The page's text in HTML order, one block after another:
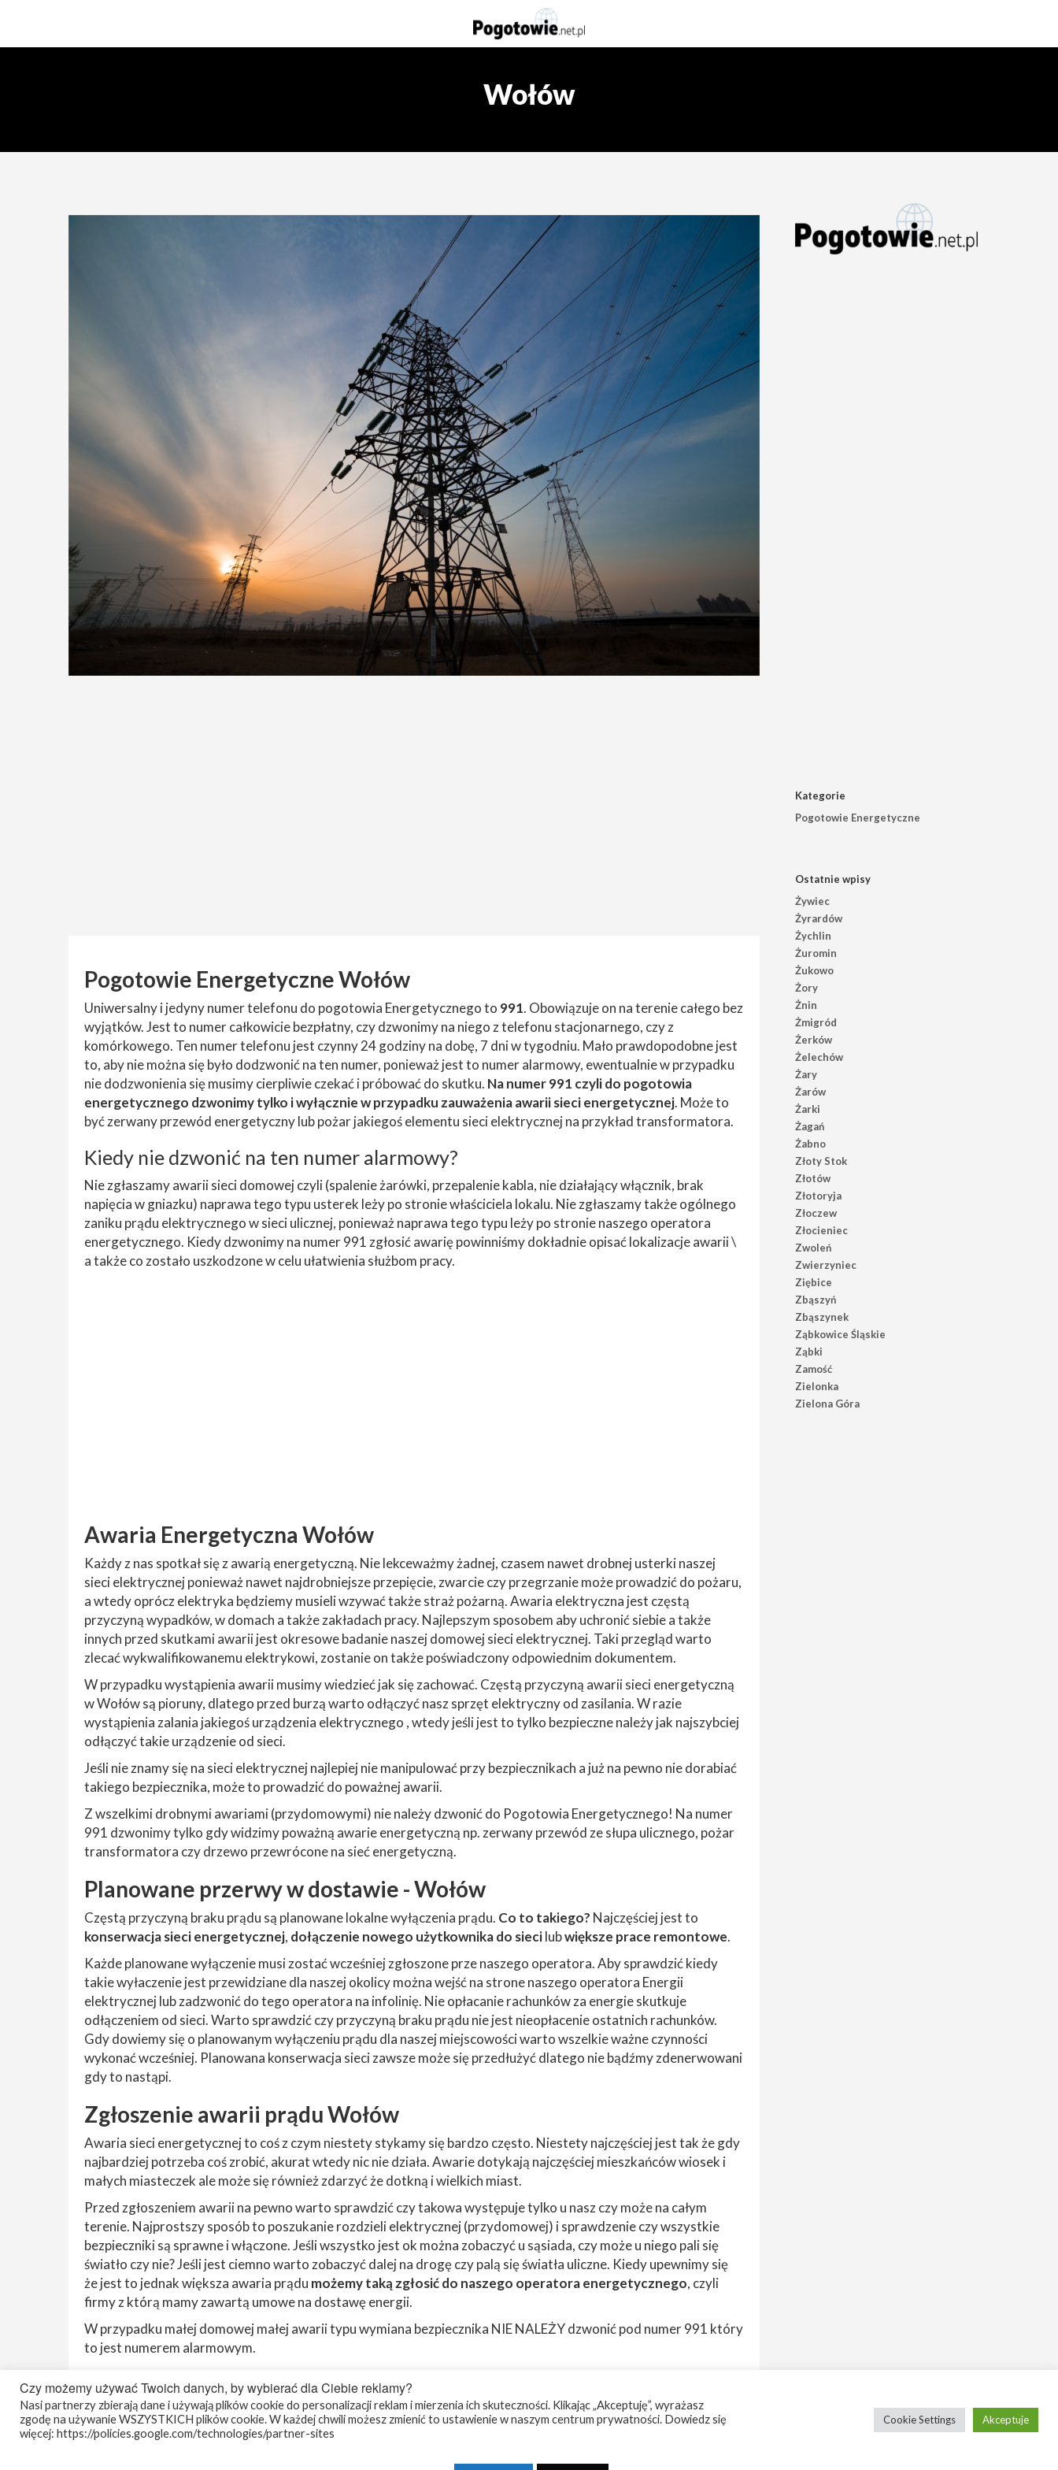
Wołów
Pogotowie Energetyczne Wołów
Uniwersalny i jedyny numer telefonu do pogotowia Energetycznego to 991. Obowiązuje on na terenie całego bez
wyjątków. Jest to numer całkowicie bezpłatny, czy dzwonimy na niego z telefonu stacjonarnego, czy z
komórkowego. Ten numer telefonu jest czynny 24 godziny na dobę, 7 dni w tygodniu. Mało prawdopodobne jest
to, aby nie można się było dodzwonić na ten numer, ponieważ jest to numer alarmowy, ewentualnie w przypadku
nie dodzwonienia się musimy cierpliwie czekać i próbować do skutku. Na numer 991 czyli do pogotowia
energetycznego dzwonimy tylko i wyłącznie w przypadku zauważenia awarii sieci energetycznej. Może to
być zerwany przewód energetyczny lub pożar jakiegoś elementu sieci elektrycznej na przykład transformatora.
Kiedy nie dzwonić na ten numer alarmowy?
Nie zgłaszamy awarii sieci domowej czyli (spalenie żarówki, przepalenie kabla, nie działający włącznik, brak
napięcia w gniazku) naprawa tego typu usterek leży po stronie właściciela lokalu. Nie zgłaszamy także ogólnego
zaniku prądu elektrycznego w sieci ulicznej, ponieważ naprawa tego typu leży po stronie naszego operatora
energetycznego. Kiedy dzwonimy na numer 991 zgłosić awarię powinniśmy dokładnie opisać lokalizacje awarii \
a także co zostało uszkodzone w celu ułatwienia służbom pracy.
Awaria Energetyczna Wołów
Każdy z nas spotkał się z awarią energetyczną. Nie lekceważmy żadnej, czasem nawet drobnej usterki naszej
sieci elektrycznej ponieważ nawet najdrobniejsze przepięcie, zwarcie czy przegrzanie może prowadzić do pożaru,
a wtedy oprócz elektryka będziemy musieli wzywać także straż pożarną. Awaria elektryczna jest częstą
przyczyną wypadków, w domach a także zakładach pracy. Najlepszym sposobem aby uchronić siebie a także
innych przed skutkami awarii jest okresowe badanie naszej domowej sieci elektrycznej. Taki przegląd warto
zlecać wykwalifikowanemu elektrykowi, zostanie on także poświadczony odpowiednim dokumentem.
W przypadku wystąpienia awarii musimy wiedzieć jak się zachować. Częstą przyczyną awarii sieci energetyczną
w Wołów są pioruny, dlatego przed burzą warto odłączyć nasz sprzęt elektryczny od zasilania. W razie
wystąpienia zalania jakiegoś urządzenia elektrycznego , wtedy jeśli jest to tylko bezpieczne należy jak najszybciej
odłączyć takie urządzenie od sieci.
Jeśli nie znamy się na sieci elektrycznej najlepiej nie manipulować przy bezpiecznikach a już na pewno nie dorabiać
takiego bezpiecznika, może to prowadzić do poważnej awarii.
Z wszelkimi drobnymi awariami (przydomowymi) nie należy dzwonić do Pogotowia Energetycznego! Na numer
991 dzwonimy tylko gdy widzimy poważną awarie energetyczną np. zerwany przewód ze słupa ulicznego, pożar
transformatora czy drzewo przewrócone na sieć energetyczną.
Planowane przerwy w dostawie - Wołów
Częstą przyczyną braku prądu są planowane lokalne wyłączenia prądu. Co to takiego? Najczęściej jest to
konserwacja sieci energetycznej, dołączenie nowego użytkownika do siecilubwiększe prace remontowe.
Każde planowane wyłączenie musi zostać wcześniej zgłoszone prze naszego operatora. Aby sprawdzić kiedy
takie wyłaczenie jest przewidziane dla naszej okolicy można wejść na strone naszego operatora Energii
elektrycznej lub zadzwonić do tego operatora na infolinię. Nie opłacanie rachunków za energie skutkuje
odłączeniem od sieci. Warto sprawdzić czy przyczyną braku prądu nie jest nieopłacenie ostatnich rachunków.
Gdy dowiemy się o planowanym wyłączeniu prądu dla naszej miejscowości warto wszelkie ważne czynności
wykonać wcześniej. Planowana konserwacja sieci zawsze może się przedłużyć dlatego nie bądźmy zdenerwowani
gdy to nastąpi.
Zgłoszenie awarii prądu Wołów
Awaria sieci energetycznej to coś z czym niestety stykamy się bardzo często. Niestety najczęściej jest tak że gdy
najbardziej potrzeba coś zrobić, akurat wtedy nic nie działa. Awarie dotykają najczęściej mieszkańców wiosek i
małych miasteczek ale może się również zdarzyć że dotkną i wielkich miast.
Przed zgłoszeniem awarii na pewno warto sprawdzić czy takowa występuje tylko u nasz czy może na całym
terenie. Najprostszy sposób to poszukanie rozdzieli elektrycznej (przydomowej) i sprawdzenie czy wszystkie
bezpieczniki są sprawne i włączone. Jeśli wszystko jest ok można zobaczyć u sąsiada, czy może u niego pali się
światło czy nie? Jeśli jest ciemno warto zobaczyć dalej na drogę czy palą się światła uliczne. Kiedy upewnimy się
że jest to jednak większa awaria prądu możemy taką zgłosić do naszego operatora energetycznego, czyli
firmy z którą mamy zawartą umowe na dostawę energii.
W przypadku małej domowej małej awarii typu wymiana bezpiecznika NIE NALEŻY dzwonić pod numer 991 który
to jest numerem alarmowym.
Kategorie
Pogotowie Energetyczne
Ostatnie wpisy
Żywiec
Żyrardów
Żychlin
Żuromin
Żukowo
Żory
Żnin
Żmigród
Żerków
Żelechów
Żary
Żarów
Żarki
Żagań
Żabno
Złoty Stok
Złotów
Złotoryja
Złoczew
Złocieniec
Zwoleń
Zwierzyniec
Ziębice
Zbąszyń
Zbąszynek
Ząbkowice Śląskie
Ząbki
Zamość
Zielonka
Zielona Góra
Czy możemy używać Twoich danych, by wybierać dla Ciebie reklamy?
Nasi partnerzy zbierają dane i używają plików cookie do personalizacji reklam i mierzenia ich skuteczności. Klikając „Akceptuję”, wyrażasz
zgodę na używanie WSZYSTKICH plików cookie. W każdej chwili możesz zmienić to ustawienie w naszym centrum prywatności. Dowiedz się
więcej: https://policies.google.com/technologies/partner-sites
Cookie Settings Akceptuje